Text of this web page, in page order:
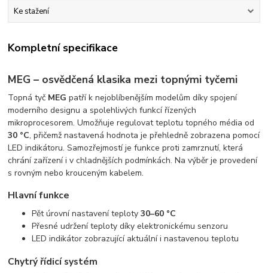
Ke stažení
Kompletní specifikace
MEG – osvědčená klasika mezi topnými tyčemi
Topná tyč MEG patří k nejoblíbenějším modelům díky spojení
moderního designu a spolehlivých funkcí řízených
mikroprocesorem. Umožňuje regulovat teplotu topného média od
30 °C, přičemž nastavená hodnota je přehledně zobrazena pomocí
LED indikátoru. Samozřejmostí je funkce proti zamrznutí, která
chrání zařízení i v chladnějších podmínkách. Na výběr je provedení
s rovným nebo krouceným kabelem.
Hlavní funkce
Pět úrovní nastavení teploty30–60 °C
Přesné udržení teploty díky elektronickému senzoru
LED indikátor zobrazující aktuální i nastavenou teplotu
Chytrý řídicí systém